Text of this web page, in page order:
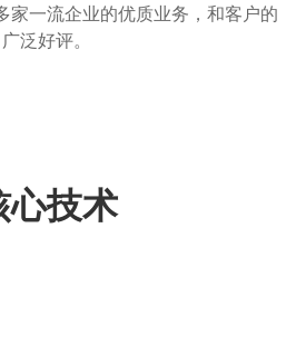
家一流企业的优质业务，和客户的
广泛好评。
心技术